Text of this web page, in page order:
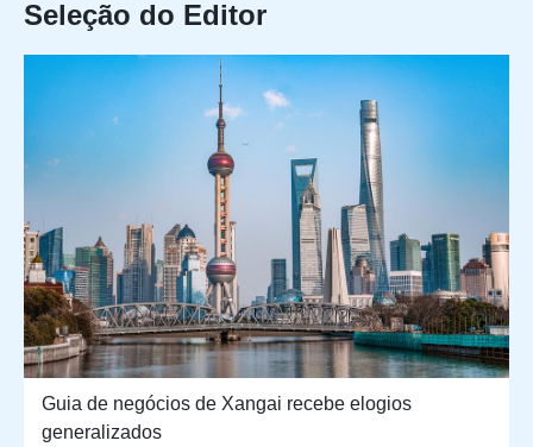
Seleção do Editor
Guia de negócios de Xangai recebe elogios
generalizados